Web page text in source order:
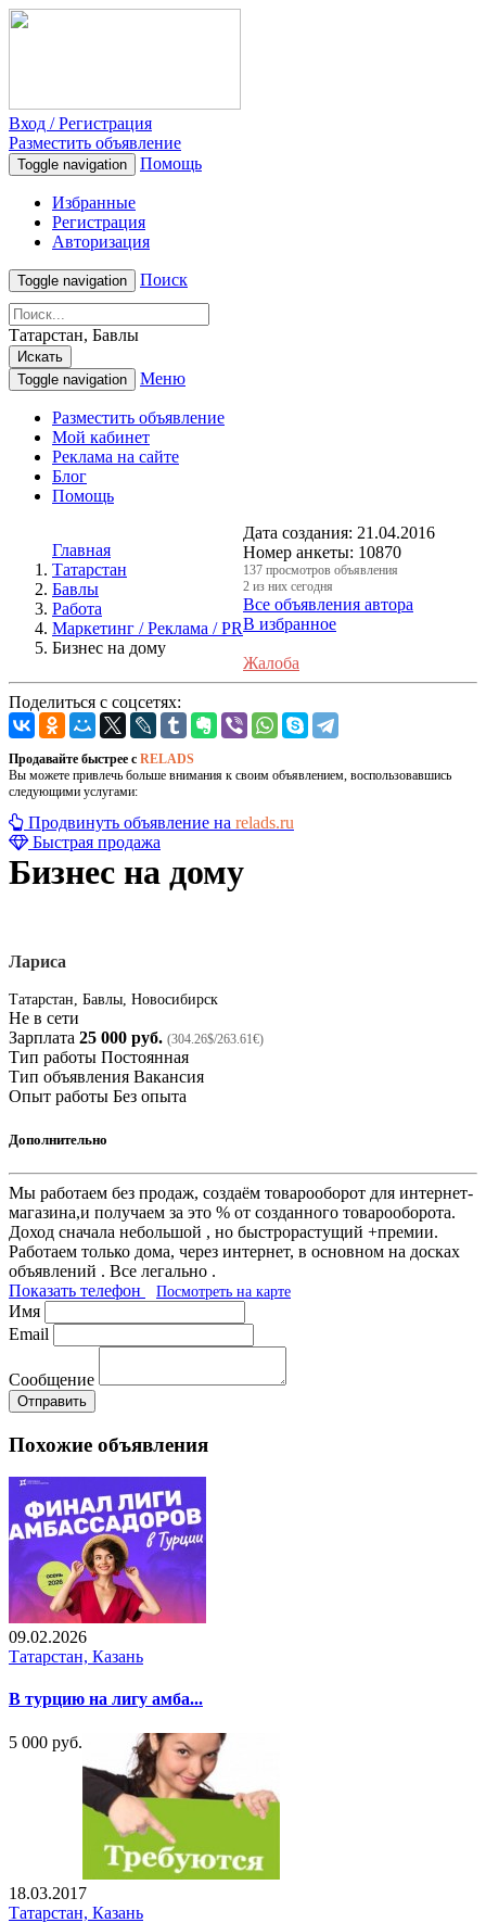
Вход / Регистрация
Разместить объявление
Toggle navigation Помощь
Избранные
Регистрация
Авторизация
Toggle navigation Поиск
Татарстан, Бавлы
Искать
Toggle navigation
Меню
Разместить объявление
Мой кабинет
Реклама на сайте
Блог
Помощь
Главная
Татарстан
Бавлы
Работа
Маркетинг / Реклама / PR
Бизнес на дому
Дата создания: 21.04.2016
Номер анкеты: 10870
137 просмотров объявления
2 из них сегодня
Все объявления автора
В избранное
Жалоба
Поделиться с соцсетях:
Продавайте быстрее с RELADS
Вы можете привлечь больше внимания к своим объявлением, воспользовавшись
следующими услугами:
Продвинуть объявление на relads.ru
Быстрая продажа
Бизнес на дому
Лариса
Татарстан, Бавлы, Новосибирск
Не в сети
Зарплата 25 000 руб. (304.26$/263.61€)
Тип работы Постоянная
Тип объявления Вакансия
Опыт работы Без опыта
Дополнительно
Мы работаем без продаж, создаём товарооборот для интернет-
магазина,и получаем за это % от созданного товарооборота.
Доход сначала небольшой , но быстрорастущий +премии.
Работаем только дома, через интернет, в основном на досках
объявлений . Все легально .
Показать телефон
Посмотреть на карте
Имя
Email
Сообщение
Отправить
Похожие объявления
09.02.2026
Татарстан, Казань
В турцию на лигу амба...
5 000 руб.
18.03.2017
Татарстан, Казань